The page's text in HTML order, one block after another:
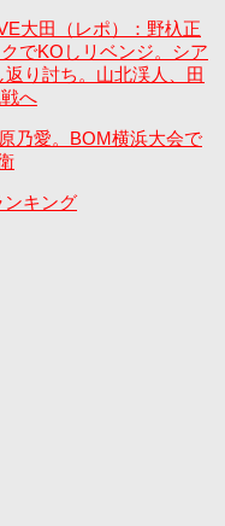
大田（レポ）：野杁正
でKOしリベンジ。シア
り討ち。山北渓人、田
へ
乃愛。BOM横浜大会で
ンキング